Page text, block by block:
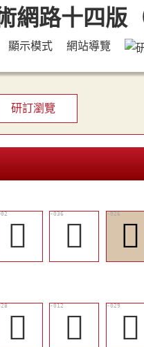
顯示模式 網站導覽
研訂瀏覽
𨓧 󶂥 𨔚
󶂝 󶂑 󶂞